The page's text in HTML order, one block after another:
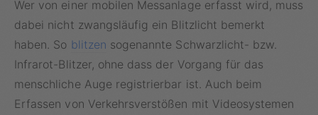
Wer von einer mobilen Messanlage erfasst wird, muss
dabei nicht zwangsläufig ein Blitzlicht bemerkt
haben. So blitzen sogenannte Schwarzlicht- bzw.
Infrarot-Blitzer, ohne dass der Vorgang für das
menschliche Auge registrierbar ist. Auch beim
Erfassen von Verkehrsverstößen mit Videosystemen